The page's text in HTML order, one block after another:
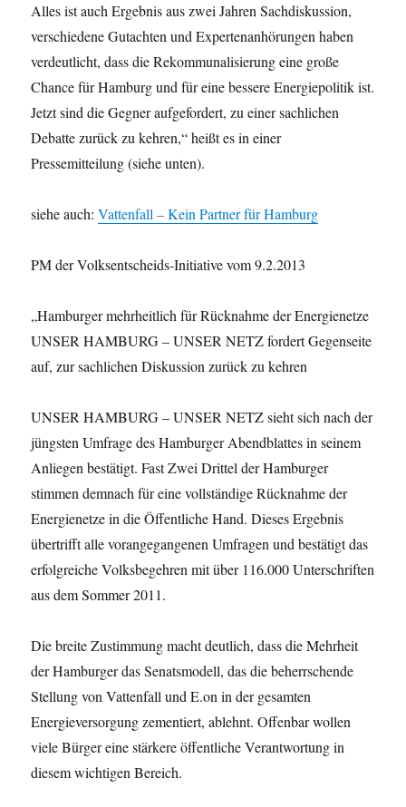
Alles ist auch Ergebnis aus zwei Jahren Sachdiskussion,
verschiedene Gutachten und Expertenanhörungen haben
verdeutlicht, dass die Rekommunalisierung eine große
Chance für Hamburg und für eine bessere Energiepolitik ist.
Jetzt sind die Gegner aufgefordert, zu einer sachlichen
Debatte zurück zu kehren,“ heißt es in einer
Pressemitteilung (siehe unten).
siehe auch:Vattenfall – Kein Partner für Hamburg
PM der Volksentscheids-Initiative vom 9.2.2013
„Hamburger mehrheitlich für Rücknahme der Energienetze
UNSER HAMBURG – UNSER NETZ fordert Gegenseite
auf, zur sachlichen Diskussion zurück zu kehren
UNSER HAMBURG – UNSER NETZ sieht sich nach der
jüngsten Umfrage des Hamburger Abendblattes in seinem
Anliegen bestätigt. Fast Zwei Drittel der Hamburger
stimmen demnach für eine vollständige Rücknahme der
Energienetze in die Öffentliche Hand. Dieses Ergebnis
übertrifft alle vorangegangenen Umfragen und bestätigt das
erfolgreiche Volksbegehren mit über 116.000 Unterschriften
aus dem Sommer 2011.
Die breite Zustimmung macht deutlich, dass die Mehrheit
der Hamburger das Senatsmodell, das die beherrschende
Stellung von Vattenfall und E.on in der gesamten
Energieversorgung zementiert, ablehnt. Offenbar wollen
viele Bürger eine stärkere öffentliche Verantwortung in
diesem wichtigen Bereich.